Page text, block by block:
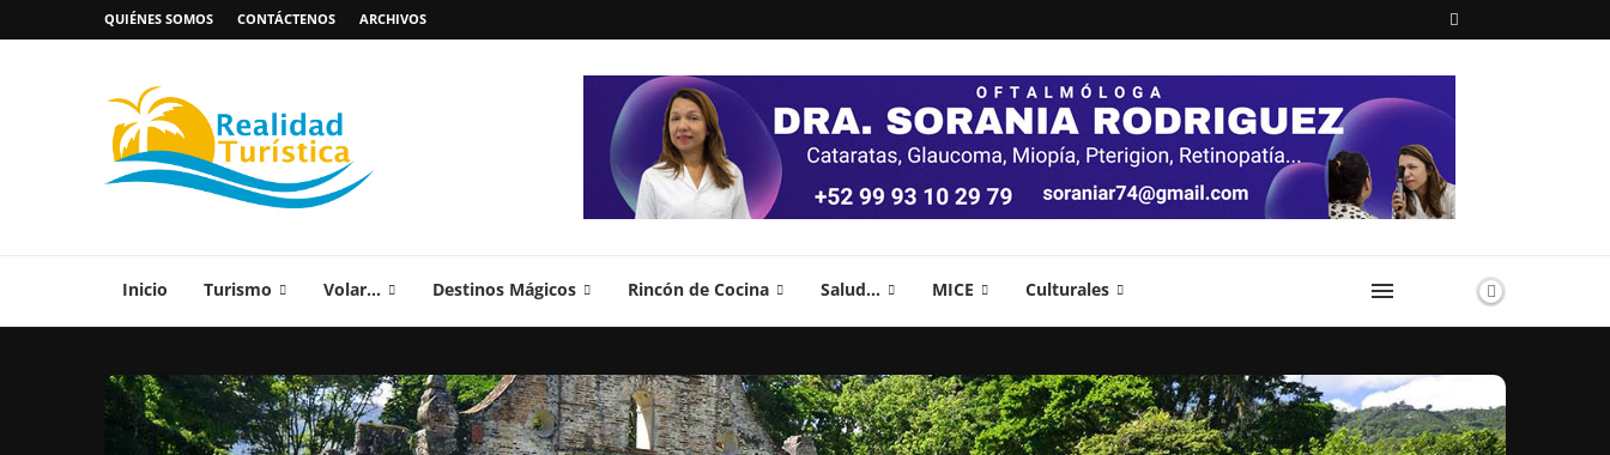
QUIÉNES SOMOS CONTÁCTENOS ARCHIVOS
Inicio Turismo Volar… Destinos Mágicos Rincón de Cocina Salud… MICE Culturales